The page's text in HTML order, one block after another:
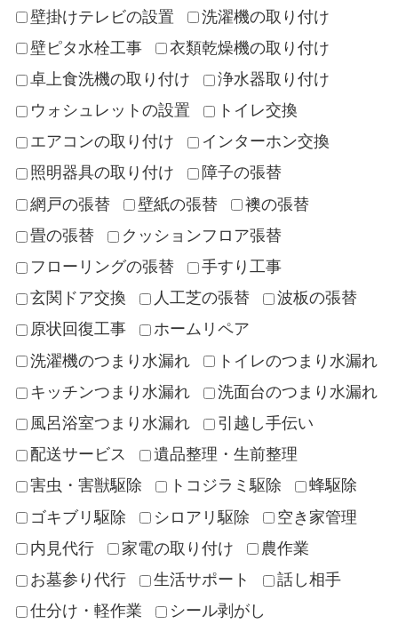
壁掛けテレビの設置
洗濯機の取り付け
壁ピタ水栓工事
衣類乾燥機の取り付け
卓上食洗機の取り付け
浄水器取り付け
ウォシュレットの設置
トイレ交換
エアコンの取り付け
インターホン交換
照明器具の取り付け
障子の張替
網戸の張替
壁紙の張替
襖の張替
畳の張替
クッションフロア張替
フローリングの張替
手すり工事
玄関ドア交換
人工芝の張替
波板の張替
原状回復工事
ホームリペア
洗濯機のつまり水漏れ
トイレのつまり水漏れ
キッチンつまり水漏れ
洗面台のつまり水漏れ
風呂浴室つまり水漏れ
引越し手伝い
配送サービス
遺品整理・生前整理
害虫・害獣駆除
トコジラミ駆除
蜂駆除
ゴキブリ駆除
シロアリ駆除
空き家管理
内見代行
家電の取り付け
農作業
お墓参り代行
生活サポート
話し相手
仕分け・軽作業
シール剥がし